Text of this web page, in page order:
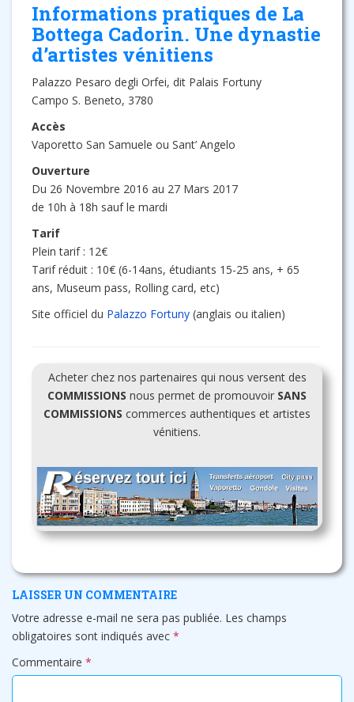
Informations pratiques de La
Bottega Cadorin. Une dynastie
d’artistes vénitiens
Palazzo Pesaro degli Orfei, dit Palais Fortuny
Campo S. Beneto, 3780
Accès
Vaporetto San Samuele ou Sant’ Angelo
Ouverture
Du 26 Novembre 2016 au 27 Mars 2017
de 10h à 18h sauf le mardi
Tarif
Plein tarif : 12€
Tarif réduit : 10€ (6-14ans, étudiants 15-25 ans, + 65
ans, Museum pass, Rolling card, etc)
Site officiel du Palazzo Fortuny (anglais ou italien)
Acheter chez nos partenaires qui nous versent des
COMMISSIONS nous permet de promouvoir SANS
COMMISSIONS commerces authentiques et artistes
vénitiens.
LAISSER UN COMMENTAIRE
Votre adresse e-mail ne sera pas publiée. Les champs
obligatoires sont indiqués avec *
Commentaire *